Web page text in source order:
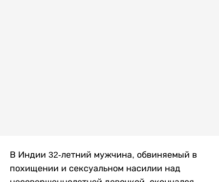
В Индии 32-летний мужчина, обвиняемый в
похищении и сексуальном насилии над